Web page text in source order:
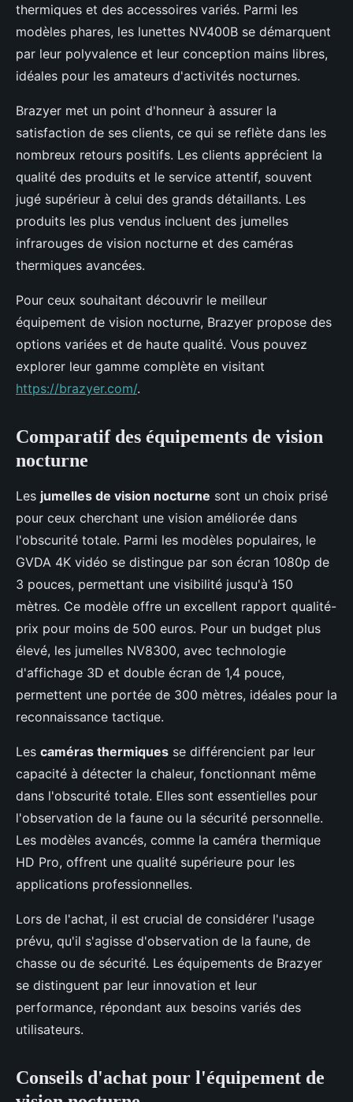
thermiques et des accessoires variés. Parmi les
modèles phares, les lunettes NV400B se démarquent
par leur polyvalence et leur conception mains libres,
idéales pour les amateurs d'activités nocturnes.
Brazyer met un point d'honneur à assurer la
satisfaction de ses clients, ce qui se reflète dans les
nombreux retours positifs. Les clients apprécient la
qualité des produits et le service attentif, souvent
jugé supérieur à celui des grands détaillants. Les
produits les plus vendus incluent des jumelles
infrarouges de vision nocturne et des caméras
thermiques avancées.
Pour ceux souhaitant découvrir le meilleur
équipement de vision nocturne, Brazyer propose des
options variées et de haute qualité. Vous pouvez
explorer leur gamme complète en visitant
https://brazyer.com/.
Comparatif des équipements de vision
nocturne
Les jumelles de vision nocturne sont un choix prisé
pour ceux cherchant une vision améliorée dans
l'obscurité totale. Parmi les modèles populaires, le
GVDA 4K vidéo se distingue par son écran 1080p de
3 pouces, permettant une visibilité jusqu'à 150
mètres. Ce modèle offre un excellent rapport qualité-
prix pour moins de 500 euros. Pour un budget plus
élevé, les jumelles NV8300, avec technologie
d'affichage 3D et double écran de 1,4 pouce,
permettent une portée de 300 mètres, idéales pour la
reconnaissance tactique.
Les caméras thermiques se différencient par leur
capacité à détecter la chaleur, fonctionnant même
dans l'obscurité totale. Elles sont essentielles pour
l'observation de la faune ou la sécurité personnelle.
Les modèles avancés, comme la caméra thermique
HD Pro, offrent une qualité supérieure pour les
applications professionnelles.
Lors de l'achat, il est crucial de considérer l'usage
prévu, qu'il s'agisse d'observation de la faune, de
chasse ou de sécurité. Les équipements de Brazyer
se distinguent par leur innovation et leur
performance, répondant aux besoins variés des
utilisateurs.
Conseils d'achat pour l'équipement de